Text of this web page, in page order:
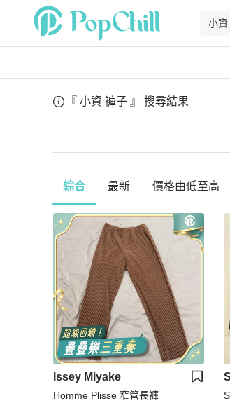
『 小資 褲子 』 搜尋結果
綜合 最新 價格由低至高
Issey Miyake
Homme Plisse 窄管長褲